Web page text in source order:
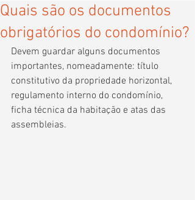
Quais são os documentos
obrigatórios do condomínio?
Devem guardar alguns documentos
importantes, nomeadamente: título
constitutivo da propriedade horizontal,
regulamento interno do condomínio,
ficha técnica da habitação e atas das
assembleias.